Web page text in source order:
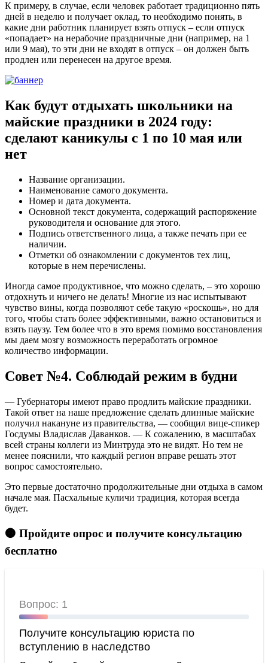
К примеру, в случае, если человек работает традиционно пять
дней в неделю и получает оклад, то необходимо понять, в
какие дни работник планирует взять отпуск – если отпуск
«попадает» на нерабочие праздничные дни (например, на 1
или 9 мая), то эти дни не входят в отпуск – он должен быть
продлен или перенесен на другое время.
Как будут отдыхать школьники на
майские праздники в 2024 году:
сделают каникулы с 1 по 10 мая или
нет
Название организации.
Наименование самого документа.
Номер и дата документа.
Основной текст документа, содержащий распоряжение
руководителя и основание для этого.
Подпись ответственного лица, а также печать при ее
наличии.
Отметки об ознакомлении с документов тех лиц,
которые в нем перечислены.
Иногда самое продуктивное, что можно сделать, – это хорошо
отдохнуть и ничего не делать! Многие из нас испытывают
чувство вины, когда позволяют себе такую «роскошь», но для
того, чтобы стать более эффективными, важно остановиться и
взять паузу. Тем более что в это время помимо восстановления
мы даем мозгу возможность переработать огромное
количество информации.
Совет №4. Соблюдай режим в будни
— Губернаторы имеют право продлить майские праздники.
Такой ответ на наше предложение сделать длинные майские
получил накануне из правительства, — сообщил вице-спикер
Госдумы Владислав Даванков. — К сожалению, в масштабах
всей страны коллеги из Минтруда это не видят. Но тем не
менее пояснили, что каждый регион вправе решать этот
вопрос самостоятельно.
Это первые достаточно продолжительные дни отдыха в самом
начале мая. Пасхальные куличи традиция, которая всегда
будет.
🟠 Пройдите опрос и получите консультацию
бесплатно